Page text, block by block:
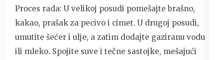
Proces rada: U velikoj posudi pomešajte brašno,
kakao, prašak za pecivo i cimet. U drugoj posudi,
umutite šećer i ulje, a zatim dodajte gaziranu vodu
ili mleko. Spojite suve i tečne sastojke, mešajući